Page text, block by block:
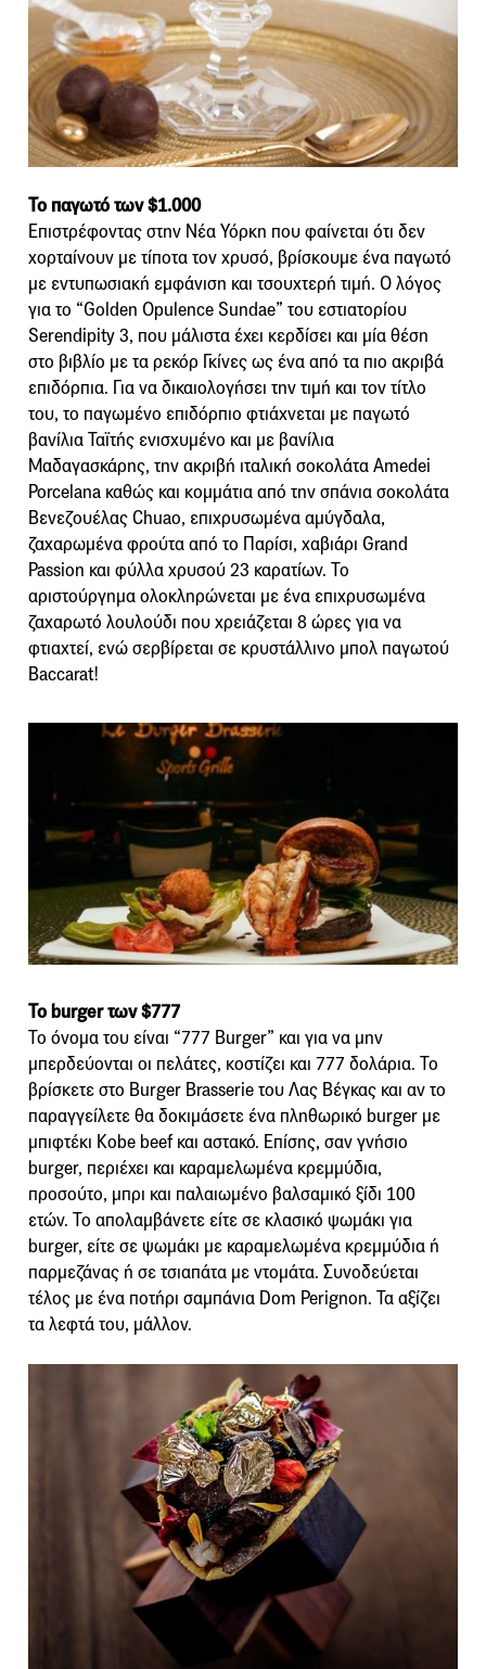
Το παγωτό των $1.000
Επιστρέφοντας στην Νέα Υόρκη που φαίνεται ότι δεν
χορταίνουν με τίποτα τον χρυσό, βρίσκουμε ένα παγωτό
με εντυπωσιακή εμφάνιση και τσουχτερή τιμή. Ο λόγος
για το “Golden Opulence Sundae” του εστιατορίου
Serendipity 3, που μάλιστα έχει κερδίσει και μία θέση
στο βιβλίο με τα ρεκόρ Γκίνες ως ένα από τα πιο ακριβά
επιδόρπια. Για να δικαιολογήσει την τιμή και τον τίτλο
του, το παγωμένο επιδόρπιο φτιάχνεται με παγωτό
βανίλια Ταϊτής ενισχυμένο και με βανίλια
Μαδαγασκάρης, την ακριβή ιταλική σοκολάτα Amedei
Porcelana καθώς και κομμάτια από την σπάνια σοκολάτα
Βενεζουέλας Chuao, επιχρυσωμένα αμύγδαλα,
ζαχαρωμένα φρούτα από το Παρίσι, χαβιάρι Grand
Passion και φύλλα χρυσού 23 καρατίων. Το
αριστούργημα ολοκληρώνεται με ένα επιχρυσωμένα
ζαχαρωτό λουλούδι που χρειάζεται 8 ώρες για να
φτιαχτεί, ενώ σερβίρεται σε κρυστάλλινο μπολ παγωτού
Baccarat!
Το burger των $777
Το όνομα του είναι “777 Burger” και για να μην
μπερδεύονται οι πελάτες, κοστίζει και 777 δολάρια. Το
βρίσκετε στο Burger Brasserie του Λας Βέγκας και αν το
παραγγείλετε θα δοκιμάσετε ένα πληθωρικό burger με
μπιφτέκι Kobe beef και αστακό. Επίσης, σαν γνήσιο
burger, περιέχει και καραμελωμένα κρεμμύδια,
προσούτο, μπρι και παλαιωμένο βαλσαμικό ξίδι 100
ετών. Το απολαμβάνετε είτε σε κλασικό ψωμάκι για
burger, είτε σε ψωμάκι με καραμελωμένα κρεμμύδια ή
παρμεζάνας ή σε τσιαπάτα με ντομάτα. Συνοδεύεται
τέλος με ένα ποτήρι σαμπάνια Dom Perignon. Τα αξίζει
τα λεφτά του, μάλλον.